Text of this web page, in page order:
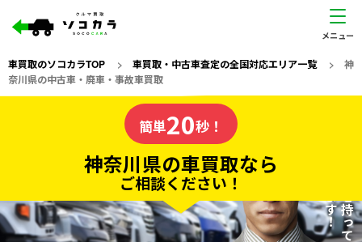
車買取のソコカラTOP > 車買取・中古車査定の全国対応エリア一覧> 神
奈川県の中古車・廃車・事故車買取
の車買取なら
ソコカラの 私たちが責任を持って
査定いたします！
簡単20秒！
神奈川県の車買取なら
ご相談ください！